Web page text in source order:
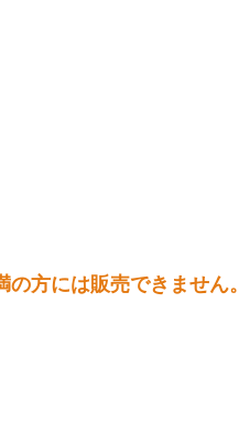
方には販売できません。